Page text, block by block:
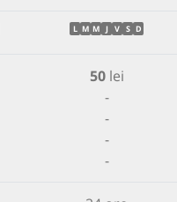
L M M J V S D
50lei
-
-
-
-